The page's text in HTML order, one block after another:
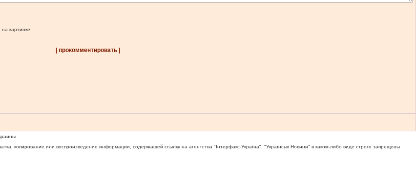
картинке.
| прокомментировать |
копирование или воспроизведение информации, содержащей ссылку на агентства "Iнтерфакс-Україна", "Українськi Новини" в каком-либо виде строго запрещены